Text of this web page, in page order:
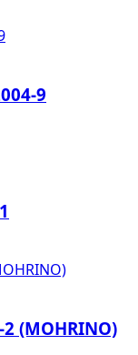
9
2 (MOHRINO)